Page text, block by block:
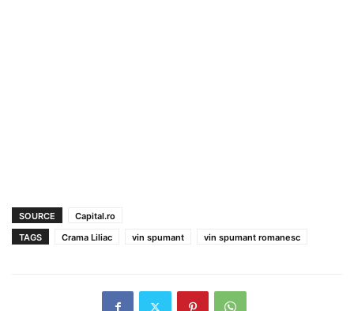
SOURCE
Capital.ro
TAGS
Crama Liliac vin spumant vin spumant romanesc